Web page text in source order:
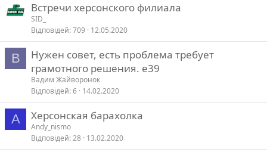
Встречи херсонского филиала
SID_
Відповідей 709 12.05.2020
В
Нужен совет, есть проблема требует
грамотного решения. е39
Вадим Жайворонок
Відповідей 6 14.02.2020
A Херсонская барахолка
Andy_nismo
Відповідей 28 13.02.2020